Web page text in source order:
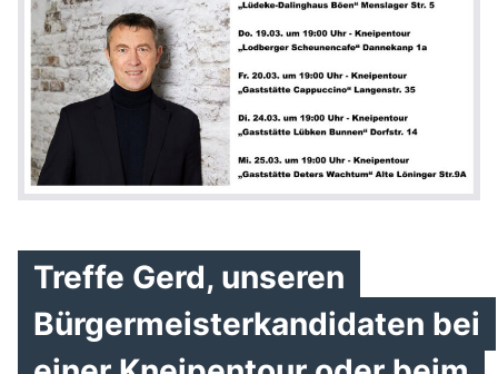
Treffe Gerd, unseren
Bürgermeisterkandidaten bei